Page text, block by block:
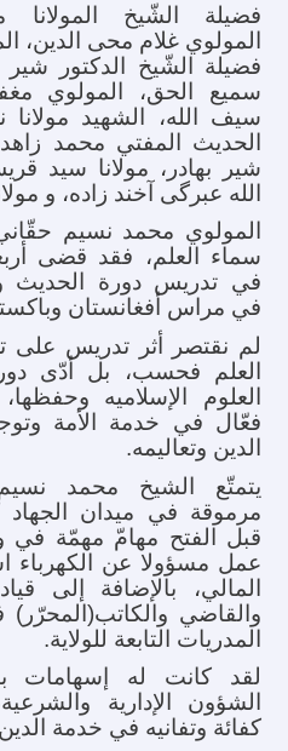
فضیلة الشّیخ المولانا
المولوي غلام محی الدین،
فضیلة الشّیخ الدکتور شیر
سمیع الحق، المولوي
سیف الله، الشهید
الحدیث المفتي محمد زاهد
شیر بهادر، مولانا سید
الله عبرگی آخند زاده، و
المولوي محمد نسیم
سماء العلم، فقد قضی
في تدریس دورة الحدیث
في مراس أفغانستان
لم نقتصر أثر تدریس علی
العلم فحسب، بل أدّی
العلوم الإسلامیه
فعّال في خدمة الأمة
الدین وتعالیمه.
یتمتّع الشیخ محمد
مرموقة في میدان
قبل الفتح مهامّ مهمّة في
عمل مسؤولا عن الکهرباء
المالي، بالإضافة إلی
والقاضي
المدریات التابعة للولایة.
لقد کانت له إسهامات
الشؤون الإداریة
کفائة وتفانیه في خدمة